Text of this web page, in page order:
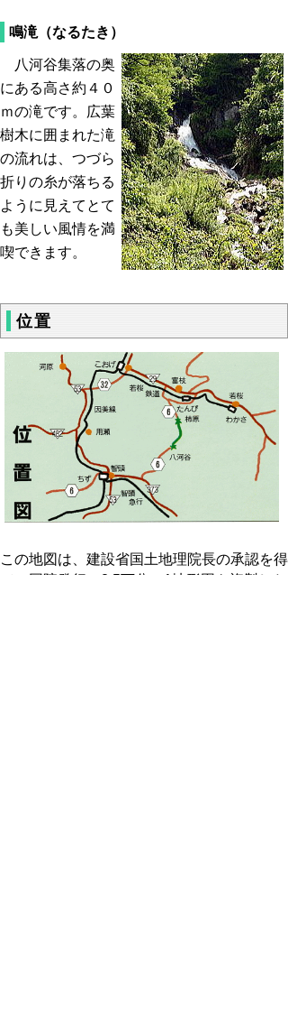
鳴滝（なるたき）
八河谷集落の奥
にある高さ約４０
ｍの滝です。広葉
樹木に囲まれた滝
の流れは、つづら
折りの糸が落ちる
ように見えてとて
も美しい風情を満
喫できます。
位置
この地図は、建設省国土地理院長の承認を得
て、同院発行の2.5万分の1地形図を複製した